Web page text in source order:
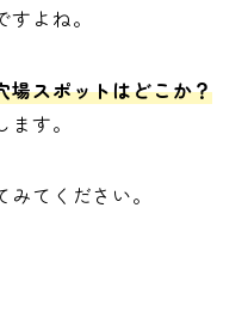
よね。
場スポットはどこか？
す。
てください。